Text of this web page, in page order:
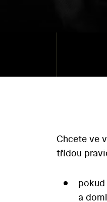
Chcete ve
třídou
a